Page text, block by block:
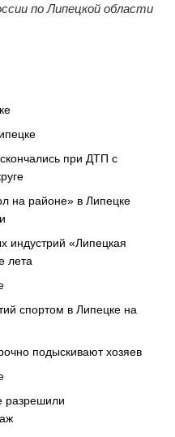
по Липецкой области
при ДТП с
на районе» в Липецке
индустрий «Липецкая
лета
спортом в Липецке на
подыскивают хозяев
разрешили